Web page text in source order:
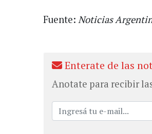
Fuente: Noticias
Enterate de las
Anotate para recibir